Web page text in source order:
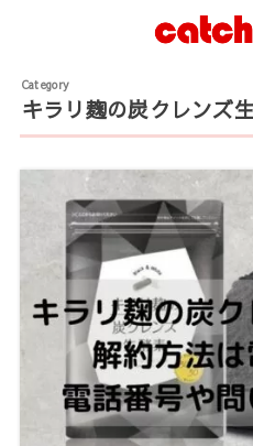
キラリ麹の炭クレンズ